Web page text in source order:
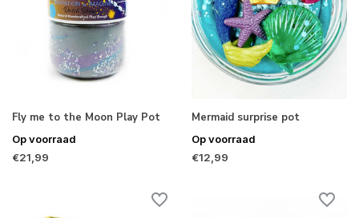
Fly me to the Moon Play Pot
Op voorraad
€21,99
Mermaid surprise pot
Op voorraad
€12,99